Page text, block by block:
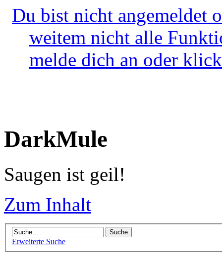
Du bist nicht angemeldet
weitem nicht alle
melde dich an oder
DarkMule
Saugen ist geil!
Zum Inhalt
Erweiterte Suche